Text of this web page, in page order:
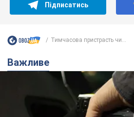
Підписатись
Тимчасова пристрасть чи...
Важливе